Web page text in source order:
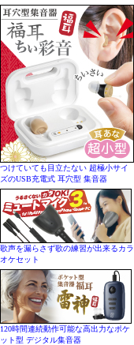
つけていても目立たない 超極小サイ
ズのUSB充電式 耳穴型 集音器
歌声を漏らさず歌の練習が出来るカラ
オケセット
120時間連続動作可能な高出力なポケ
ット型 デジタル集音器